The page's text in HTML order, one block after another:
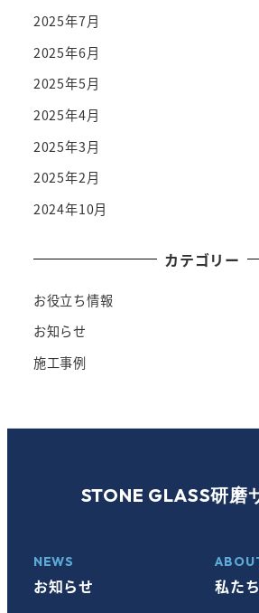
2025年7月
2025年6月
2025年5月
2025年4月
2025年3月
2025年2月
2024年10月
カテゴリー
お役立ち情報
お知らせ
施工事例
STONE GLASS研磨
NEWS
お知らせ 私た